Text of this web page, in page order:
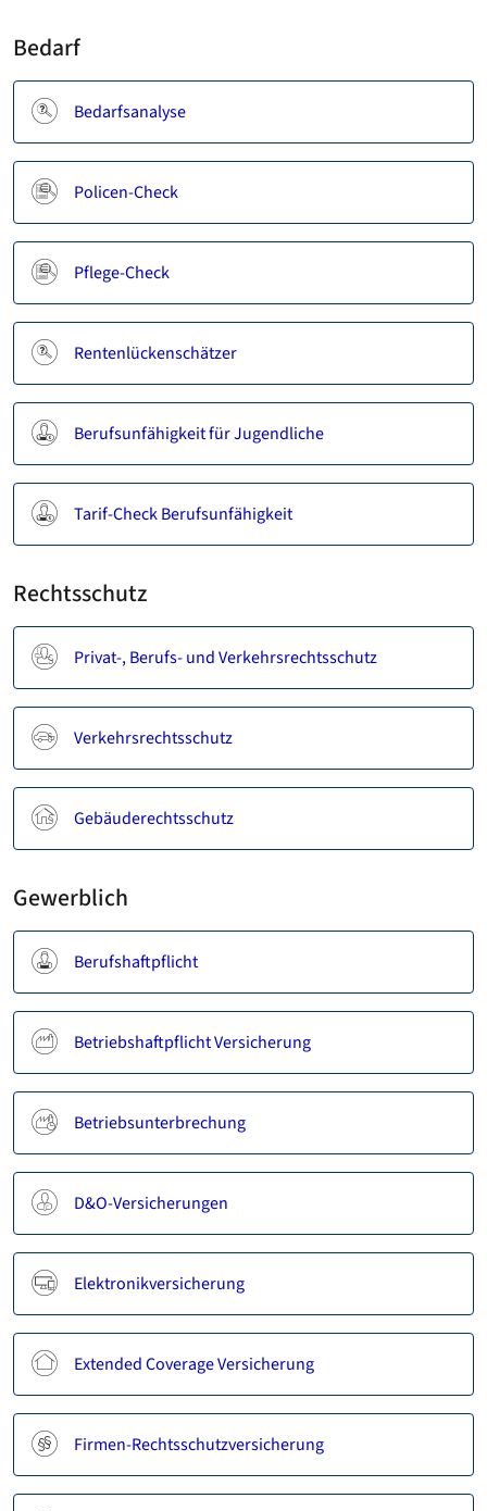
Bedarf
Bedarfsanalyse
Policen-Check
Pflege-Check
Rentenlückenschätzer
Berufsunfähigkeit für Jugendliche
Tarif-Check Berufsunfähigkeit
Rechtsschutz
Privat-, Berufs- und Verkehrsrechtsschutz
Verkehrsrechtsschutz
Gebäuderechtsschutz
Gewerblich
Berufshaftpflicht
Betriebshaftpflicht Versicherung
Betriebsunterbrechung
D&O-Versicherungen
Elektronikversicherung
Extended Coverage Versicherung
Firmen-Rechtsschutzversicherung